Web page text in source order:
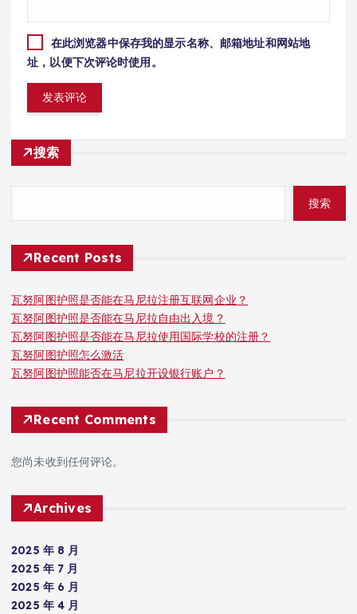
在此浏览器中保存我的显示名称、邮箱地址和网站地
址，以便下次评论时使用。
搜索
搜索
Recent Posts
瓦努阿图护照是否能在马尼拉注册互联网企业？
瓦努阿图护照是否能在马尼拉自由出入境？
瓦努阿图护照是否能在马尼拉使用国际学校的注册？
瓦努阿图护照怎么激活
瓦努阿图护照能否在马尼拉开设银行账户？
Recent Comments
您尚未收到任何评论。
Archives
2025 年 8 月
2025 年 7 月
2025 年 6 月
2025 年 4 月